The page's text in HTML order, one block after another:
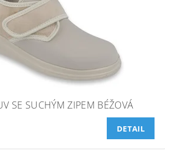
SE SUCHÝM ZIPEM BÉŽOVÁ
DETAIL